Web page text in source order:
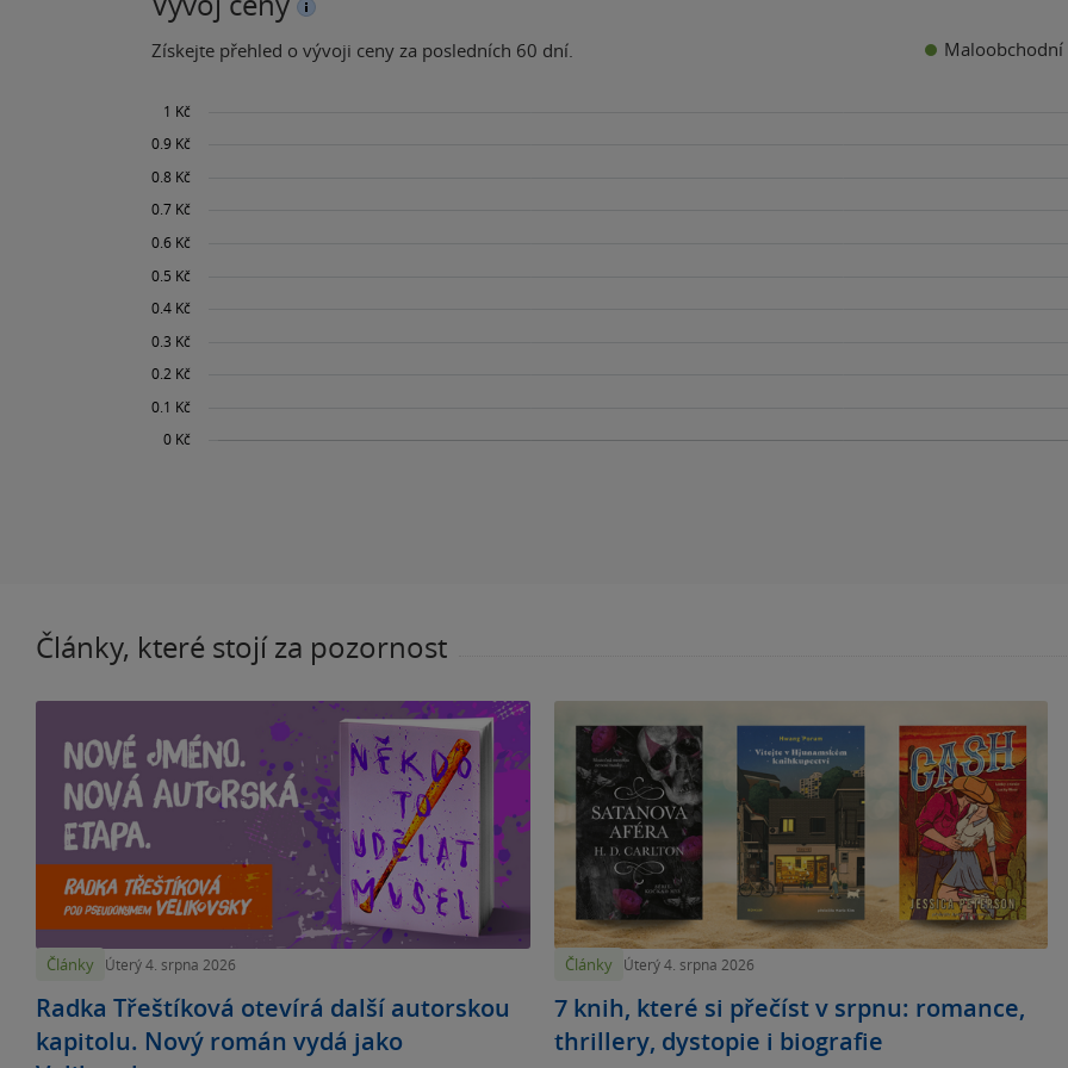
Získejte přehled o vývoji ceny za posledních 60 dní. Maloobchodní
Články, které stojí za pozornost
Články Úterý 4. srpna 2026
Radka Třeštíková otevírá další autorskou
kapitolu. Nový román vydá jako
Články Úterý 4. srpna 2026
7 knih, které si přečíst v srpnu: romance,
thrillery, dystopie i biografie